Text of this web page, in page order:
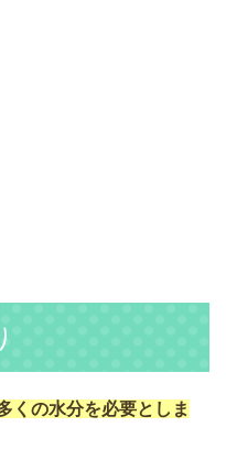
くの水分を必要としま